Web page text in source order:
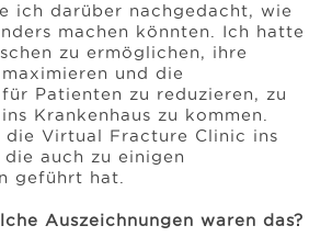
ich darüber nachgedacht, wie
machen könnten. Ich hatte
zu ermöglichen, ihre
und die
Patienten zu reduzieren, zu
Krankenhaus zu kommen.
die Virtual Fracture Clinic ins
auch zu einigen
geführt hat.
Auszeichnungen waren das?